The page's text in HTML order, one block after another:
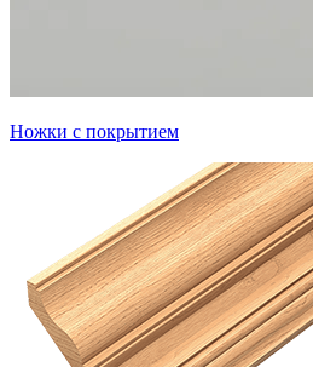
Ножки с покрытием